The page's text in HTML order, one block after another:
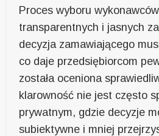
Proces wyboru
transparentnych i jasnych
decyzja zamawiającego
co daje przedsiębiorcom
została oceniona
klarowność nie jest często
prywatnym, gdzie decyzje
subiektywne i mniej